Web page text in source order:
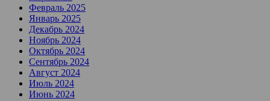
Февраль 2025
Январь 2025
Декабрь 2024
Ноябрь 2024
Октябрь 2024
Сентябрь 2024
Август 2024
Июль 2024
Июнь 2024